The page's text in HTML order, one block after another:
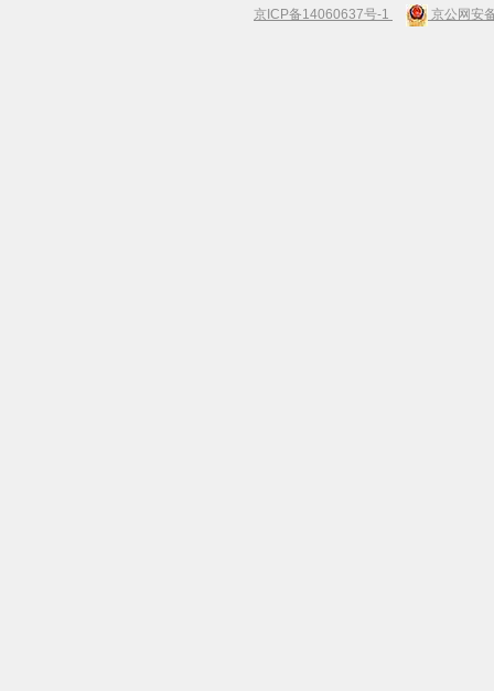
京ICP备14060637号-1
京公网安